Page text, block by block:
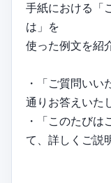
手紙における「
は」を
使った例文を紹
・「ご質問い
通りお答えいた
・「このたびは
て、詳しくご説